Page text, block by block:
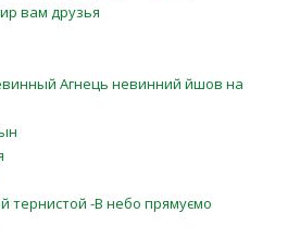
вам друзья
Агнець невинний йшов на
тернистой -В небо прямуємо